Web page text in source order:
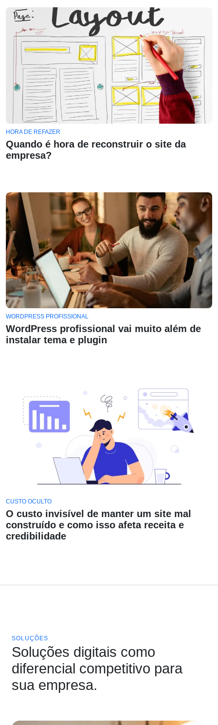
HORA DE REFAZER
Quando é hora de reconstruir o site da
empresa?
WORDPRESS PROFISSIONAL
WordPress profissional vai muito além de
instalar tema e plugin
CUSTO OCULTO
O custo invisível de manter um site mal
construído e como isso afeta receita e
credibilidade
SOLUÇÕES
Soluções digitais como
diferencial competitivo para
sua empresa.